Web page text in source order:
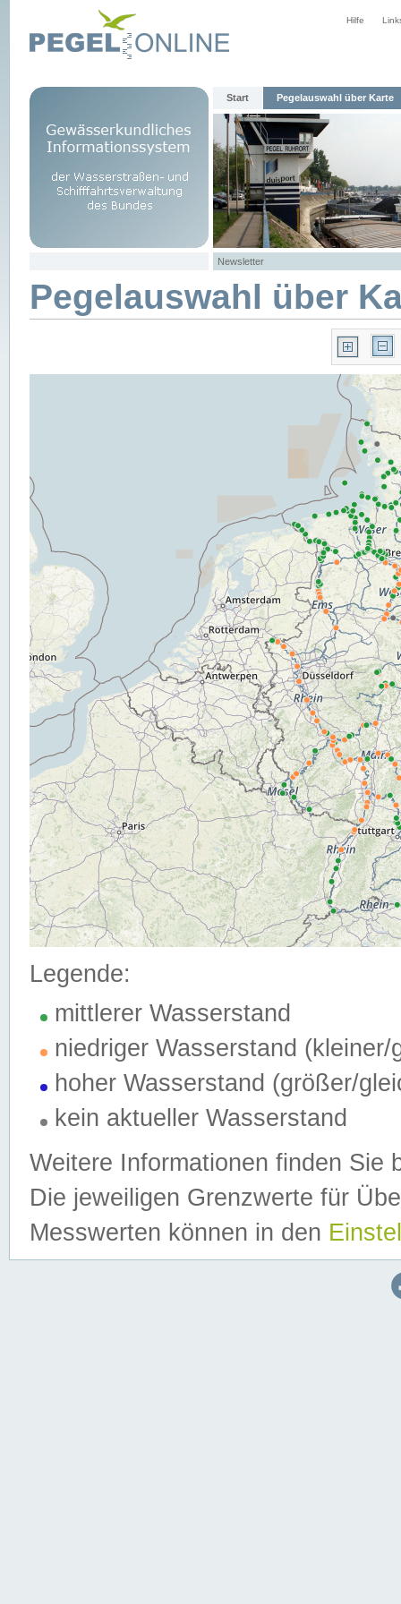
Hilfe
Start Pegelauswahl über Karte
Newsletter
Pegelauswahl über
Legende:
mittlerer Wasserstand
niedriger Wasserstand (kleiner/
hoher Wasserstand (größer/
kein aktueller Wasserstand
Weitere Informationen finden Sie
Die jeweiligen Grenzwerte für
Messwerten können in den